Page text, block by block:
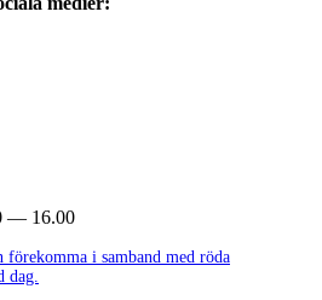
— 16.00
förekomma i samband med röda
dag.